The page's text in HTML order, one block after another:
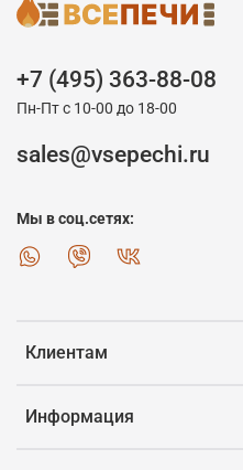
Клиентам
Информация
+7 (495) 363-88-08
Пн-Пт с 10-00 до 18-00
sales@vsepechi.ru
Мы в соц.сетях: